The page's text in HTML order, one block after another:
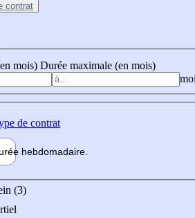
contrat
mois) Durée maximale (en mois)
de contrat
hebdomadaire
(3)